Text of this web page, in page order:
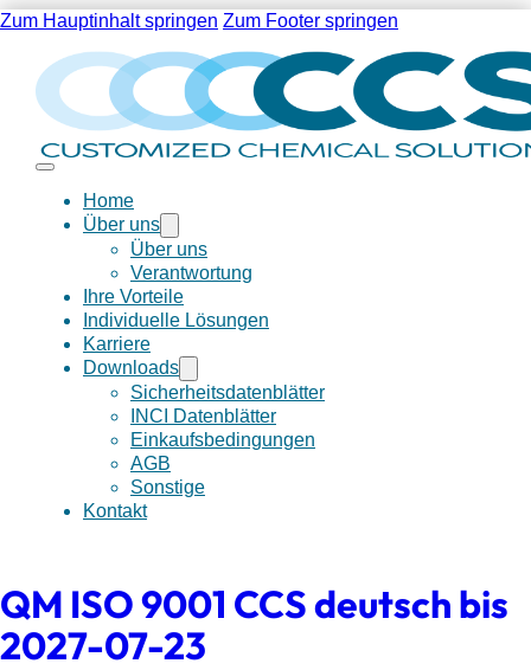
Zum Hauptinhalt springen Zum Footer springen
Home
Über uns
Über uns
Verantwortung
Ihre Vorteile
Individuelle Lösungen
Karriere
Downloads
Sicherheitsdatenblätter
INCI Datenblätter
Einkaufsbedingungen
AGB
Sonstige
Kontakt
QM ISO 9001 CCS deutsch bis
2027-07-23